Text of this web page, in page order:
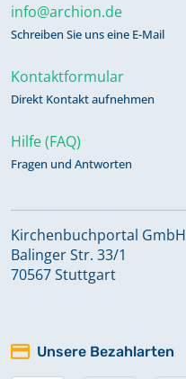
info@archion.de
Schreiben Sie uns eine E-Mail
Kontaktformular
Direkt Kontakt aufnehmen
Hilfe (FAQ)
Fragen und Antworten
Kirchenbuchportal GmbH
Balinger Str. 33/1
70567 Stuttgart
Unsere Bezahlarten